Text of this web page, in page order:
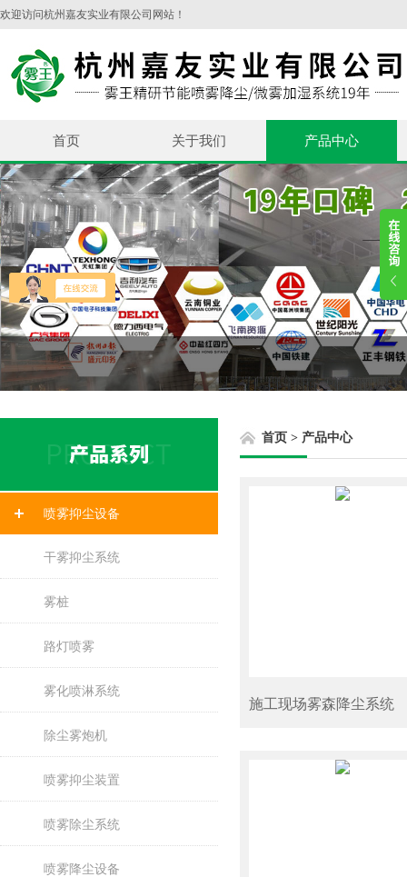
欢迎访问杭州嘉友实业有限公司网站！
首页 关于我们 产品中心
喷雾抑尘设备
干雾抑尘系统
雾桩
路灯喷雾
雾化喷淋系统
除尘雾炮机
喷雾抑尘装置
喷雾除尘系统
喷雾降尘设备
首页 > 产品中心
施工现场雾森降尘系统